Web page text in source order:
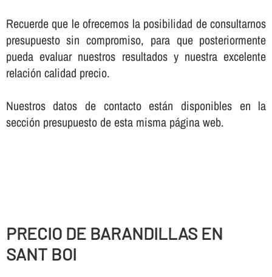
Recuerde que le ofrecemos la posibilidad de consultarnos
presupuesto sin compromiso, para que posteriormente
pueda evaluar nuestros resultados y nuestra excelente
relación calidad precio.
Nuestros datos de contacto están disponibles en la
sección presupuesto de esta misma página web.
PRECIO DE BARANDILLAS EN
SANT BOI